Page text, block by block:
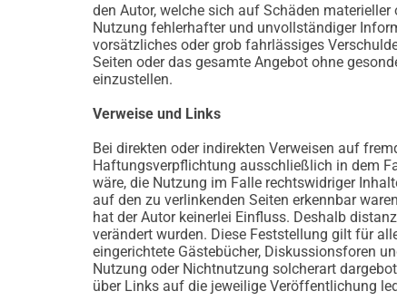
den Autor, welche sich auf Schäden
Nutzung fehlerhafter und unvollständiger
vorsätzliches oder grob fahrlässiges
Seiten oder das gesamte Angebot ohne
einzustellen.
Verweise und Links
Bei direkten oder indirekten Verweisen auf
Haftungsverpflichtung ausschließlich in dem
wäre, die Nutzung im Falle rechtswidriger
auf den zu verlinkenden Seiten erkennbar
hat der Autor keinerlei Einfluss. Deshalb
verändert wurden. Diese Feststellung gilt für
eingerichtete Gästebücher, Diskussionsforen
Nutzung oder Nichtnutzung solcherart
über Links auf die jeweilige Veröffentlichung